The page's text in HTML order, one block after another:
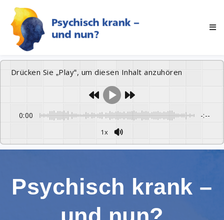
Drücken Sie „Play“, um diesen Inhalt anzuhören
0:00 -:--
1x
Psychisch krank –